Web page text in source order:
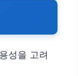
성을 고려